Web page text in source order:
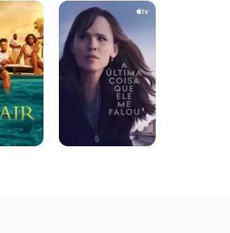
A
Última
Coisa
Que
Ele
Me